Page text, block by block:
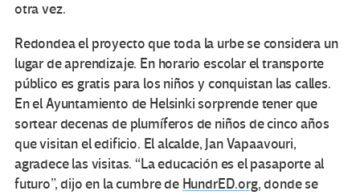
otra vez.
Redondea el proyecto que toda la urbe se considera un
lugar de aprendizaje. En horario escolar el transporte
público es gratis para los niños y conquistan las calles.
En el Ayuntamiento de Helsinki sorprende tener que
sortear decenas de plumíferos de niños de cinco años
que visitan el edificio. El alcalde, Jan Vapaavouri,
agradece las visitas. “La educación es el pasaporte al
futuro”, dijo en la cumbre de HundrED.org,donde se